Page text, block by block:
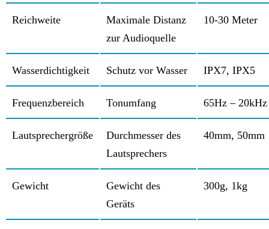
Reichweite
Maximale Distanz
zur Audioquelle
10-30 Meter
Wasserdichtigkeit Schutz vor Wasser IPX7, IPX5
Frequenzbereich Tonumfang 65Hz – 20kHz
Lautsprechergröße
Durchmesser des
Lautsprechers
40mm, 50mm
Gewicht
Gewicht des
Geräts
300g, 1kg